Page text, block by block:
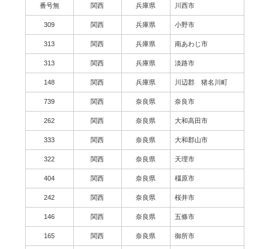
番号無 関西 兵庫県 川西市
309 関西 兵庫県 小野市
313 関西 兵庫県 南あわじ市
313 関西 兵庫県 淡路市
148 関西 兵庫県 川辺郡 猪名川町
739 関西 奈良県 奈良市
262 関西 奈良県 大和高田市
333 関西 奈良県 大和郡山市
322 関西 奈良県 天理市
404 関西 奈良県 橿原市
242 関西 奈良県 桜井市
146 関西 奈良県 五條市
165 関西 奈良県 御所市